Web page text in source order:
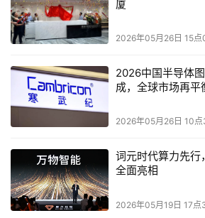
界)
厦
2026年05月26日 15点
2026中国半导体
成，全球市场再平
2026年05月26日 10
词元时代算力先行
全面亮相
2026年05月19日 17点